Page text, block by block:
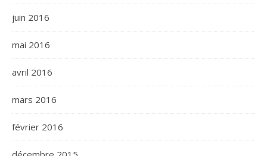
juin 2016
mai 2016
avril 2016
mars 2016
février 2016